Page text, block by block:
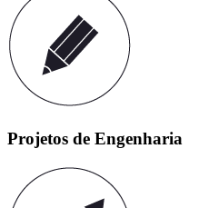
Projetos de Engenharia